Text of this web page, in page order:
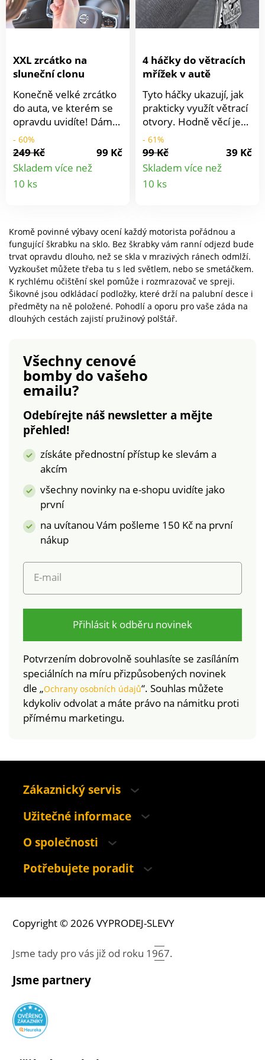
XXL zrcátko na
sluneční clonu
Konečně velké zrcátko
do auta, ve kterém se
opravdu uvidíte! Dámy
na něj dlouho čekaly.
Jednoduše připevněte
na sluneční clonu
pomocí klipů hotovo! Je
tak snadné udělat ženy
- 60%
249 Kč
99 Kč
Skladem více než
10 ks
4 háčky do větracích
mřížek v autě
Tyto háčky ukazují, jak
prakticky využít větrací
otvory. Hodně věcí je
tak v autě okamžitě po
ruce: klíče, kabely,
sluneční brýle, roušky
atd.
- 61%
99 Kč
39 Kč
Skladem více než
10 ks
Kromě povinné výbavy ocení každý motorista pořádnou a
fungující škrabku na sklo. Bez škrabky vám ranní odjezd bude
trvat opravdu dlouho, než se skla v mrazivých ránech odmlží.
Vyzkoušet můžete třeba tu s led světlem, nebo se smetáčkem.
K rychlému očištění skel pomůže i rozmrazovač ve spreji.
Šikovné jsou odkládací podložky, které drží na palubní desce i
předměty na ně položené. Pohodlí a oporu pro vaše záda na
dlouhých cestách zajistí pružinový polštář.
Všechny cenové
bombydo vašeho
emailu?
Odebírejte náš newsletter a mějte
přehled!
získáte přednostní přístup ke slevám a
akcím
všechny novinky na e-shopu uvidíte jako
první
na uvítanou Vám pošleme 150 Kč na první
nákup
E-mail
Přihlásit k odběru novinek
Potvrzením dobrovolně souhlasíte se zasíláním
speciálních na míru přizpůsobených novinek
dle „Ochrany osobních údajů“. Souhlas můžete
kdykoliv odvolat a máte právo na námitku proti
přímému marketingu.
Zákaznický servis
Užitečné informace
O společnosti
Potřebujete poradit
Copyright © 2026 VYPRODEJ-SLEVY
Jsme tady pro vás již od roku 1967.
Jsme partnery